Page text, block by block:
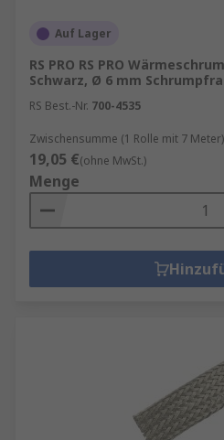
Auf Lager
RS PRO RS PRO
Schwarz, Ø 6 mm
RS Best.-Nr. 700-4535
Zwischensumme (1 Rolle mit 7 Meter)
19,05 €(ohne MwSt.)
Menge